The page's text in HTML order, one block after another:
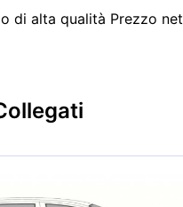
di alta qualità Prezzo